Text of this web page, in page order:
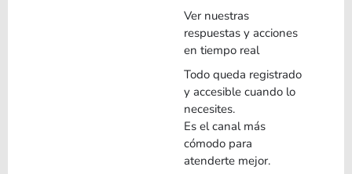
Ver nuestras
respuestas y acciones
en tiempo real
Todo queda registrado
y accesible cuando lo
necesites.
Es el canal más
cómodo para
atenderte mejor.